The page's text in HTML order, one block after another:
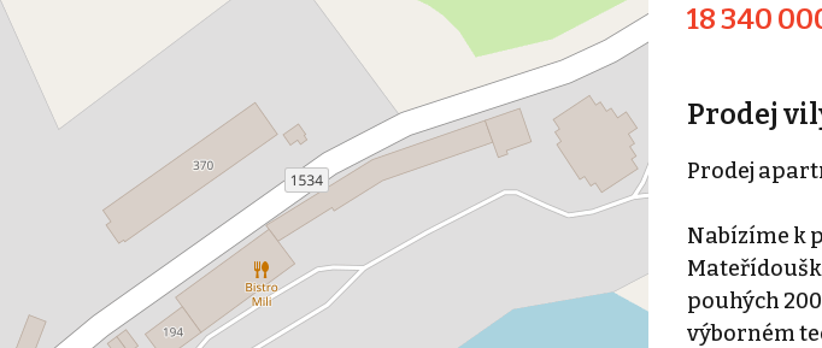
18 340
Prodej
Prodej
Nabízíme k
pouhých
výborném